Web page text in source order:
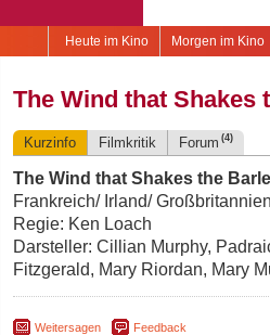
Morgen im Kino
Heute im Kino
The Wind that Shakes
Kurzinfo Filmkritik Forum (4)
The Wind that Shakes the
Frankreich/ Irland/
Regie: Ken Loach
Darsteller: Cillian Murphy,
Fitzgerald, Mary Riordan, Mary
Weitersagen Feedback